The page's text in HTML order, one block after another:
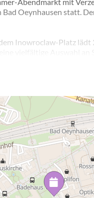
Oeynhausen statt.
Inowroclaw-Platz lädt
Klassikern wie
Bowls,
Wildspezialitäten,
Begleitangebot